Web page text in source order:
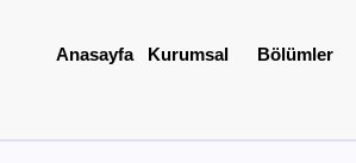
Anasayfa Kurumsal Bölümler